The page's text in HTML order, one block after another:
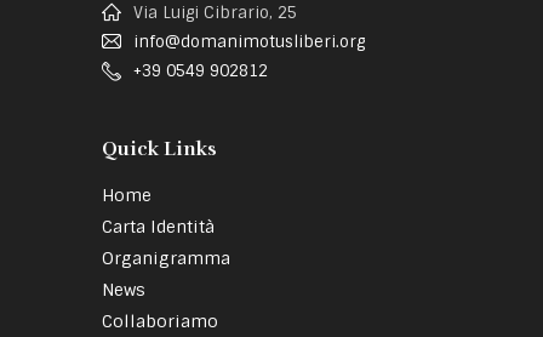
Via Luigi Cibrario, 25
info@domanimotusliberi.org
+39 0549 902812
Quick Links
Home
Carta Identità
Organigramma
News
Collaboriamo